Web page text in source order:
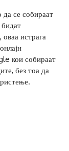
се собираат
истрага
кои собираат
без тоа да